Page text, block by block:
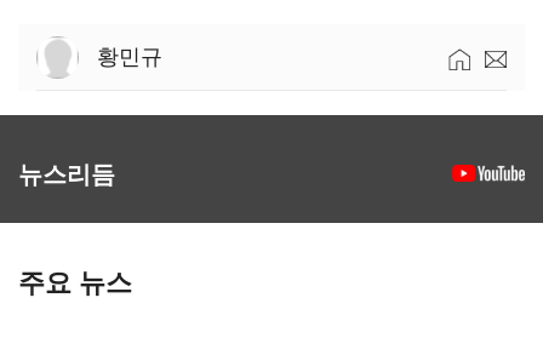
황민규
뉴스리듬
주요 뉴스